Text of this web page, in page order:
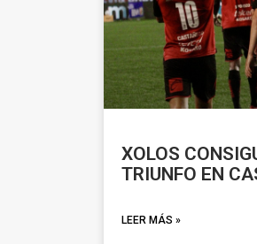
XOLOS
TRIUNFO EN
LEER MÁS »